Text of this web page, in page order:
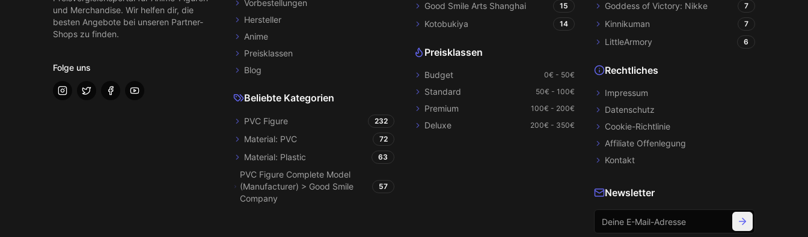
und Merchandise. Wir helfen dir, die
besten Angebote bei unseren Partner-
Shops zu finden.
Folge uns
Vorbestellungen
Hersteller
Anime
Preisklassen
Blog
Beliebte Kategorien
PVC Figure 232
Material: PVC 72
Material: Plastic 63
PVC Figure Complete Model
(Manufacturer) > Good Smile
Company
57
Good Smile Arts Shanghai 15
Kotobukiya 14
Preisklassen
Budget 0€ - 50€
Standard 50€ - 100€
Premium 100€ - 200€
Deluxe 200€ - 350€
Goddess of Victory: Nikke 7
Kinnikuman 7
LittleArmory 6
Rechtliches
Impressum
Datenschutz
Cookie-Richtlinie
Affiliate Offenlegung
Kontakt
Newsletter